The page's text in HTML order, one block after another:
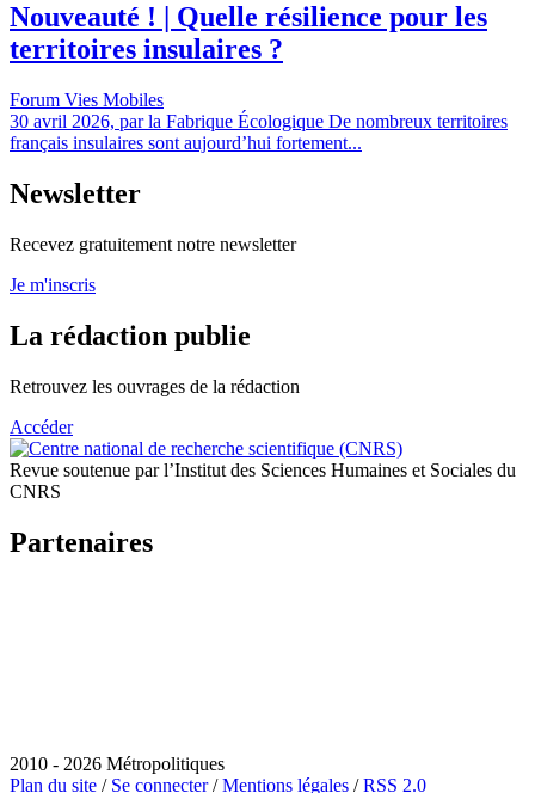
Nouveauté ! | Quelle résilience pour les
territoires insulaires ?
Forum Vies Mobiles
30 avril 2026, par la Fabrique Écologique De nombreux territoires
français insulaires sont aujourd’hui fortement...
Newsletter
Recevez gratuitement notre newsletter
Je m'inscris
La rédaction publie
Retrouvez les ouvrages de la rédaction
Accéder
Revue soutenue par l’Institut des Sciences Humaines et Sociales du
CNRS
Partenaires
2010 - 2026 Métropolitiques
Plan du site / Se connecter/Mentions légales /RSS 2.0